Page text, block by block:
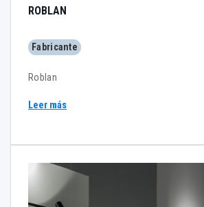
ROBLAN
Fabricante
Roblan
Leer más